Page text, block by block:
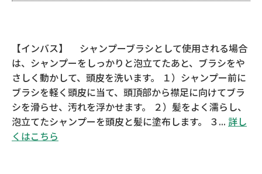
【インバス】 シャンプーブラシとして使用される場合
は、シャンプーをしっかりと泡立てたあと、ブラシをや
さしく動かして、頭皮を洗います。 １）シャンプー前に
ブラシを軽く頭皮に当て、頭頂部から襟足に向けてブラ
シを滑らせ、汚れを浮かせます。 ２）髪をよく濡らし、
泡立てたシャンプーを頭皮と髪に塗布します。 ３... 詳し
くはこちら